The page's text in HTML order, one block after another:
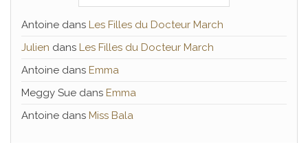
Antoine dans Les Filles du Docteur March
Julien dans Les Filles du Docteur March
Antoine dans Emma
Meggy Sue dans Emma
Antoine dans Miss Bala